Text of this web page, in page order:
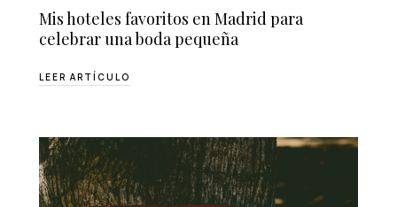
Mis hoteles favoritos en Madrid para
celebrar una boda pequeña
LEER ARTÍCULO